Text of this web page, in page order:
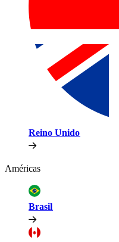
Reino Unido​​
Américas​​
Brasil​​